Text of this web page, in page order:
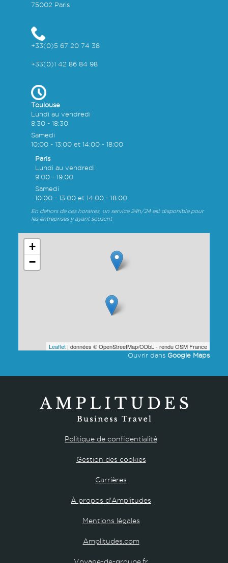
75002 Paris
+33(0)5 67 20 74 38
+33(0)1 42 86 84 98
Toulouse
Lundi au vendredi
8:30 - 18:30
Samedi
10:00 - 13:00 et 14:00 - 18:00
Paris
Lundi au vendredi
9:00 - 19:00
Samedi
10:00 - 13:00 et 14:00 - 18:00
En dehors de ces horaires, un service 24h/24 est disponible pour
les entreprises y ayant souscrit
+
−
Leaflet | données © OpenStreetMap/ODbL - rendu OSM France
Ouvrir dans Google Maps
Politique de confidentialité
Gestion des cookies
Carrières
À propos d'Amplitudes
Mentions légales
Amplitudes.com